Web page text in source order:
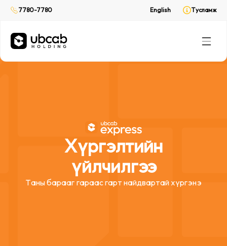
7780-7780 English Тусламж
CabPay
Онлайн төлбөр
Хүргэлтийн
үйлчилгээ
Таны барааг гараас гарт найдвартай хүргэнэ